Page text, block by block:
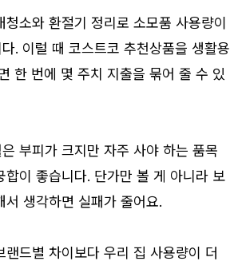
소와 환절기 정리로 소모품 사용량이
. 이럴 때 코스트코 추천상품을 생활용
한 번에 몇 주치 지출을 묶어 줄 수 있
부피가 크지만 자주 사야 하는 품목
합이 좋습니다. 단가만 볼 게 아니라 보
서 생각하면 실패가 줄어요.
랜드별 차이보다 우리 집 사용량이 더